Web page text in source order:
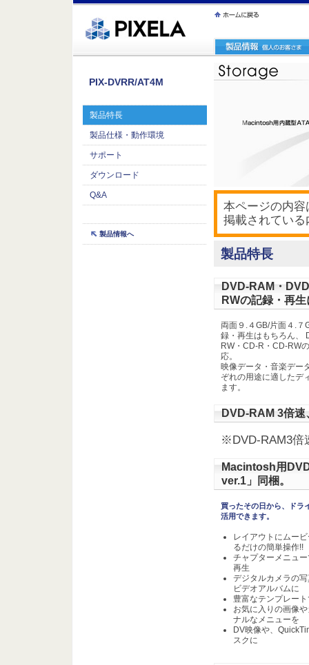
繝ｳ繧ｯ縺ｧ縺吶�
PIX-DVRR/AT4M
製品特長
製品仕様・動作環境
サポート
ダウンロード
Q&A
製品情報へ
本ページの内容
掲載されてい
製品特長
DVD-RAM・
RWの記録・再
両面９.４GB/片面４.７
録・再生はもちろん、
RW・CD-R・CD-RW
応。
映像データ・音楽デー
ぞれの用途に適したデ
ます。
DVD-RAM 3倍
※DVD-RAM3倍
Macintosh用
ver.1」同梱。
買ったその日から、ドラ
活用できます。
レイアウトにムー
るだけの簡単操作!!
チャプターメニュ
再生
デジタルカメラの
ビデオアルバムに
豊富なテンプレー
お気に入りの画像
ナルなメニューを
DV映像や、
スクに